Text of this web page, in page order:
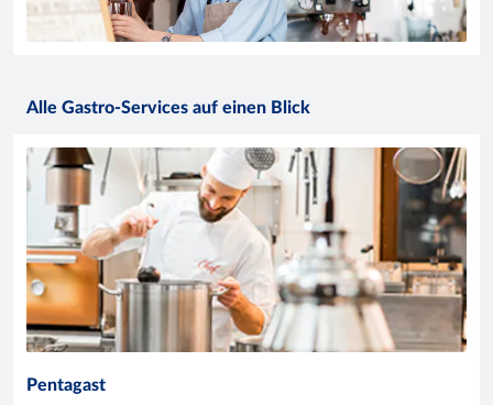
Alle Gastro-Services auf einen Blick
Pentagast